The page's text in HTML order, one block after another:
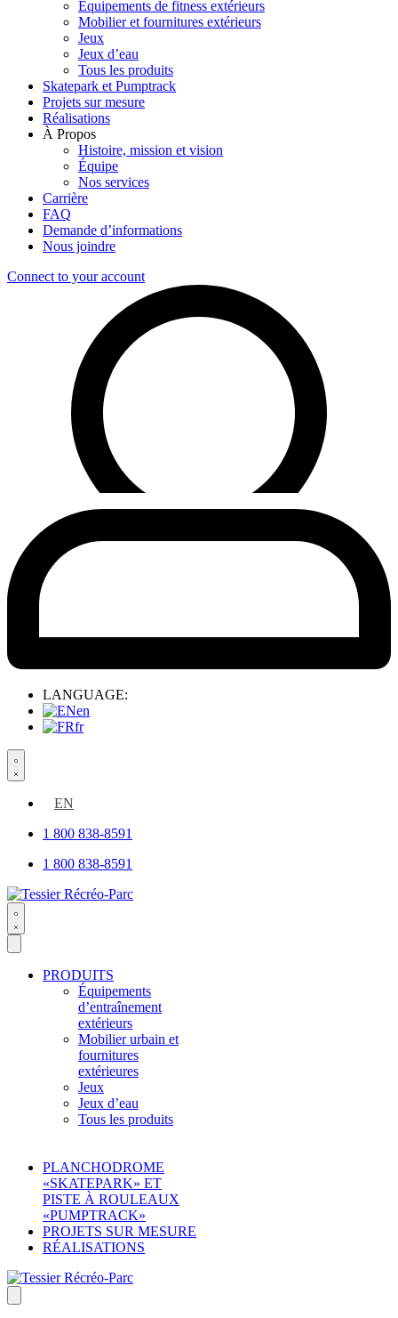
Équipements de fitness extérieurs
Mobilier et fournitures extérieurs
Jeux
Jeux d’eau
Tous les produits
Skatepark et Pumptrack
Projets sur mesure
Réalisations
À Propos
Histoire, mission et vision
Équipe
Nos services
Carrière
FAQ
Demande d’informations
Nous joindre
Connect to your account
LANGUAGE:
en
fr
Search
EN
1 800 838-8591
1 800 838-8591
Search
open
PRODUITS
Équipements
d’entraînement
extérieurs
Mobilier urbain et
fournitures
extérieures
Jeux
Jeux d’eau
Tous les produits
PLANCHODROME
«SKATEPARK» ET
PISTE À ROULEAUX
«PUMPTRACK»
PROJETS SUR MESURE
RÉALISATIONS